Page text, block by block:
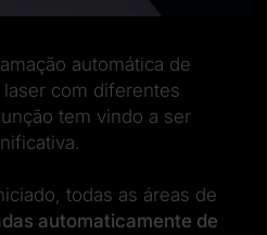
automática de
com diferentes
tem vindo a ser
todas as áreas de
automaticamente de